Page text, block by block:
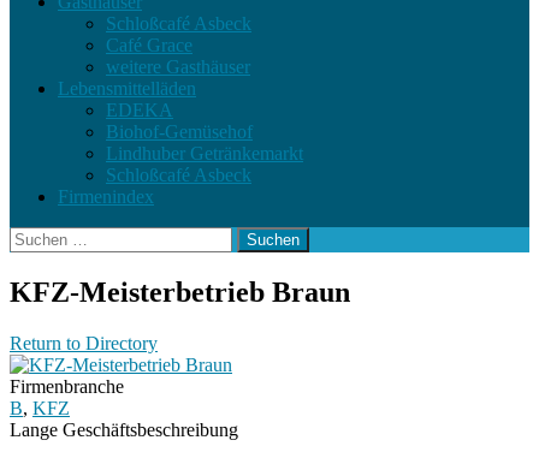
Schloßcafé Asbeck
Café Grace
weitere Gasthäuser
Lebensmittelläden
EDEKA
Biohof-Gemüsehof
Lindhuber Getränkemarkt
Schloßcafé Asbeck
Firmenindex
Suchen
nach:
KFZ-Meisterbetrieb Braun
Return to Directory
Firmenbranche
B, KFZ
Lange Geschäftsbeschreibung